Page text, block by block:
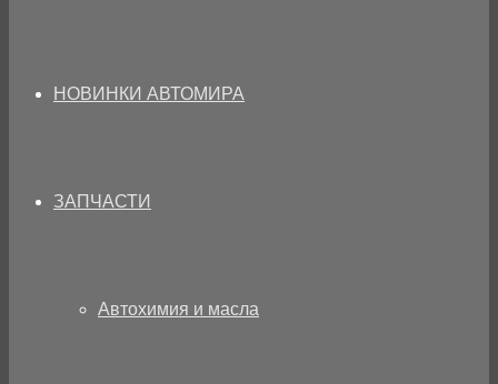
НОВИНКИ АВТОМИРА
ЗАПЧАСТИ
Автохимия и масла